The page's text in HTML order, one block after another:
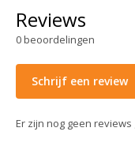
Reviews
0beoordelingen
Schrijf een review
Er zijn nog geen